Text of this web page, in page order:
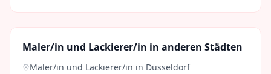
Maler/in und Lackierer/in in anderen Städten
Maler/in und Lackierer/in in Düsseldorf